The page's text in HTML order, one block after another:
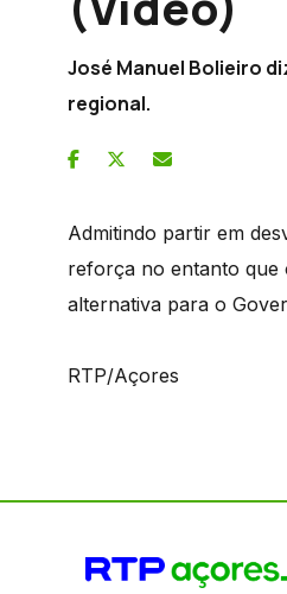
José Manuel Bolieiro
regional.
Admitindo partir em
reforça no entanto que
alternativa para o
RTP/Açores